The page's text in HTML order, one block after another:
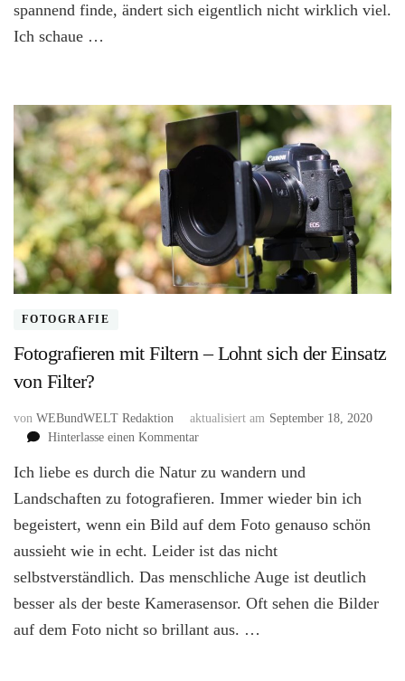
spannend finde, ändert sich eigentlich nicht wirklich viel.
Ich schaue …
FOTOGRAFIE
Fotografieren mit Filtern – Lohnt sich der Einsatz
von Filter?
von WEBundWELT Redaktion aktualisiert am September 18, 2020
Hinterlasse einen Kommentarzu
mit
Filtern
Lohnt
sich
der
von
Filter?
Ich liebe es durch die Natur zu wandern und
Landschaften zu fotografieren. Immer wieder bin ich
begeistert, wenn ein Bild auf dem Foto genauso schön
aussieht wie in echt. Leider ist das nicht
selbstverständlich. Das menschliche Auge ist deutlich
besser als der beste Kamerasensor. Oft sehen die Bilder
auf dem Foto nicht so brillant aus. …